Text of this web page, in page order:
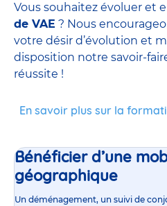
Vous souhaitez évoluer et
de VAE ? Nous
votre désir d’évolution et
disposition notre savoir-
réussite !
En savoir plus sur la
Bénéficier d’une
géographique
Un déménagement, un suivi de